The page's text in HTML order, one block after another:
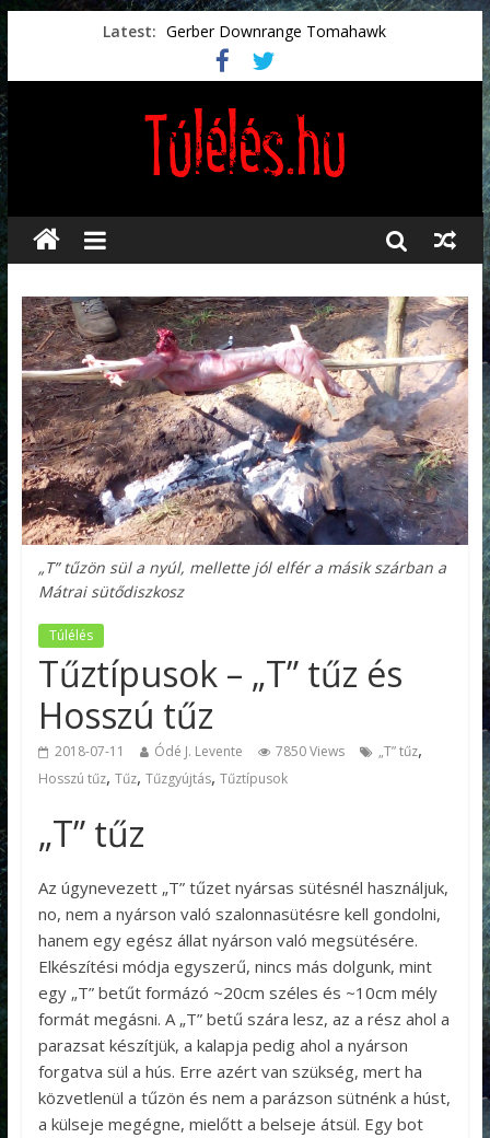
Latest: Gerber Downrange Tomahawk
Vészhelyzeti élelmiszerek
Svéd vészhelyzeti tájékoztató.
Vészhelyzetkezelés
Préselt törlőkendők
„T” tűzön sül a nyúl, mellette jól elfér a másik szárban a
Mátrai sütődiszkosz
Túlélés
Tűztípusok – „T” tűz és
Hosszú tűz
2018-07-11 Ódé J. Levente 7850 Views „T” tűz,
Hosszú tűz, Tűz, Tűzgyújtás, Tűztípusok
„T” tűz
Az úgynevezett „T” tűzet nyársas sütésnél használjuk,
no, nem a nyárson való szalonnasütésre kell gondolni,
hanem egy egész állat nyárson való megsütésére.
Elkészítési módja egyszerű, nincs más dolgunk, mint
egy „T” betűt formázó ~20cm széles és ~10cm mély
formát megásni. A „T” betű szára lesz, az a rész ahol a
parazsat készítjük, a kalapja pedig ahol a nyárson
forgatva sül a hús. Erre azért van szükség, mert ha
közvetlenül a tűzön és nem a parázson sütnénk a húst,
a külseje megégne, mielőtt a belseje átsül. Egy bot